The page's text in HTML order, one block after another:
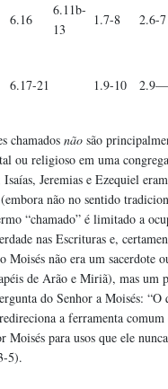
6.16
6.11b-
13
1.7-8 2.6-7
6.17-21 1.9-10
chamados não são
ou religioso em uma
Jeremias e Ezequiel
não no sentido
“chamado” é limitado a
nas Escrituras e,
Moisés não era um sacerdote
de Arão e Miriã), mas um
do Senhor a Moisés: “O
a ferramenta comum
Moisés para usos que ele
5).